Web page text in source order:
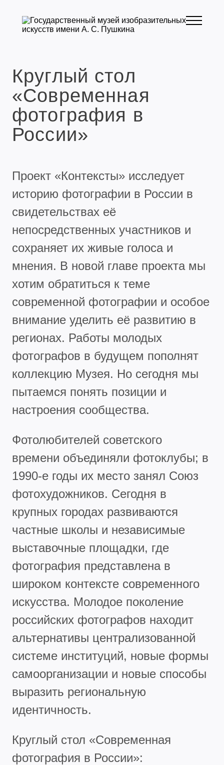
Круглый стол
«Современная
фотография в
России»
Проект «Контексты» исследует
историю фотографии в России в
свидетельствах её
непосредственных участников и
сохраняет их живые голоса и
мнения. В новой главе проекта мы
хотим обратиться к теме
современной фотографии и особое
внимание уделить её развитию в
регионах. Работы молодых
фотографов в будущем пополнят
коллекцию Музея. Но сегодня мы
пытаемся понять позиции и
настроения сообщества.
Фотолюбителей советского
времени объединяли фотоклубы; в
1990-е годы их место занял Союз
фотохудожников. Сегодня в
крупных городах развиваются
частные школы и независимые
выставочные площадки, где
фотография представлена в
широком контексте современного
искусства. Молодое поколение
российских фотографов находит
альтернативы централизованной
системе институций, новые формы
самоорганизации и новые способы
выразить региональную
идентичность.
Круглый стол «Современная
фотография в России»: